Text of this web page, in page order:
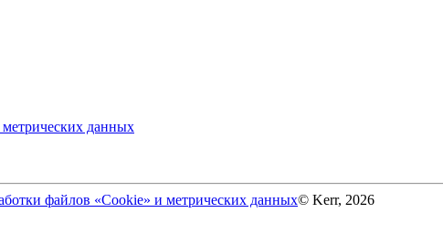
данных
файлов «Cookie» и метрических данных© Kerr, 2026